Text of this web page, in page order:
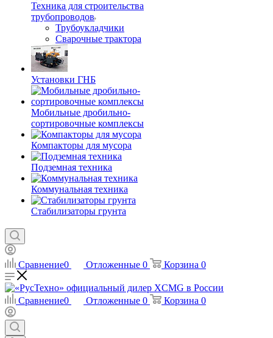
Техника для строительства
трубопроводов
Трубоукладчики
Сварочные трактора
Установки ГНБ
Мобильные дробильно-
сортировочные комплексы
Компакторы для мусора
Подземная техника
Коммунальная техника
Стабилизаторы грунта
Сравнение0 Отложенные 0 Корзина 0
Сравнение0 Отложенные 0 Корзина 0